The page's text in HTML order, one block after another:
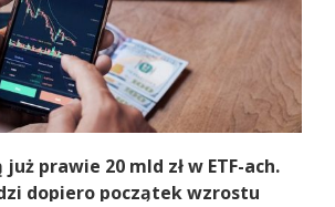
prawie 20 mld zł w ETF-ach.
dopiero początek wzrostu